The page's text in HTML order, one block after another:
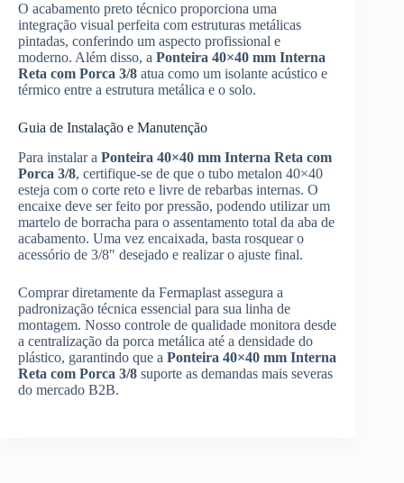
O acabamento preto técnico proporciona uma
integração visual perfeita com estruturas metálicas
pintadas, conferindo um aspecto profissional e
moderno. Além disso, a Ponteira 40×40 mm Interna
Reta com Porca 3/8 atua como um isolante acústico e
térmico entre a estrutura metálica e o solo.
Guia de Instalação e Manutenção
Para instalar a Ponteira 40×40 mm Interna Reta com
Porca 3/8, certifique-se de que o tubo metalon 40×40
esteja com o corte reto e livre de rebarbas internas. O
encaixe deve ser feito por pressão, podendo utilizar um
martelo de borracha para o assentamento total da aba de
acabamento. Uma vez encaixada, basta rosquear o
acessório de 3/8″ desejado e realizar o ajuste final.
Comprar diretamente da Fermaplast assegura a
padronização técnica essencial para sua linha de
montagem. Nosso controle de qualidade monitora desde
a centralização da porca metálica até a densidade do
plástico, garantindo que a Ponteira 40×40 mm Interna
Reta com Porca 3/8 suporte as demandas mais severas
do mercado B2B.